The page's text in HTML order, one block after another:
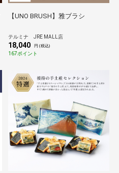
【UNO BRUSH】雅ブラシ
テルミナ JRE MALL店
18,040 円 (税込)
167ポイント